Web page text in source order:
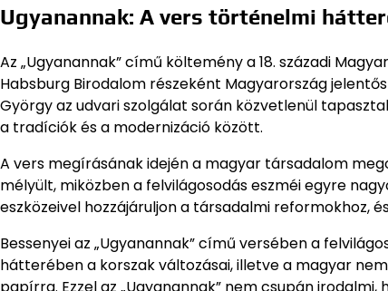
Ugyanannak: A vers történelmi
Az „Ugyanannak” című költemény a 18. századi
Habsburg Birodalom részeként Magyarország
György az udvari szolgálat során közvetlenül
a tradíciók és a modernizáció között.
A vers megírásának idején a magyar társadalom
mélyült, miközben a felvilágosodás eszméi egyre
eszközeivel hozzájáruljon a társadalmi reformokhoz,
Bessenyei az „Ugyanannak” című versében a
hátterében a korszak változásai, illetve a magyar
papírra. Ezzel az „Ugyanannak” nem csupán